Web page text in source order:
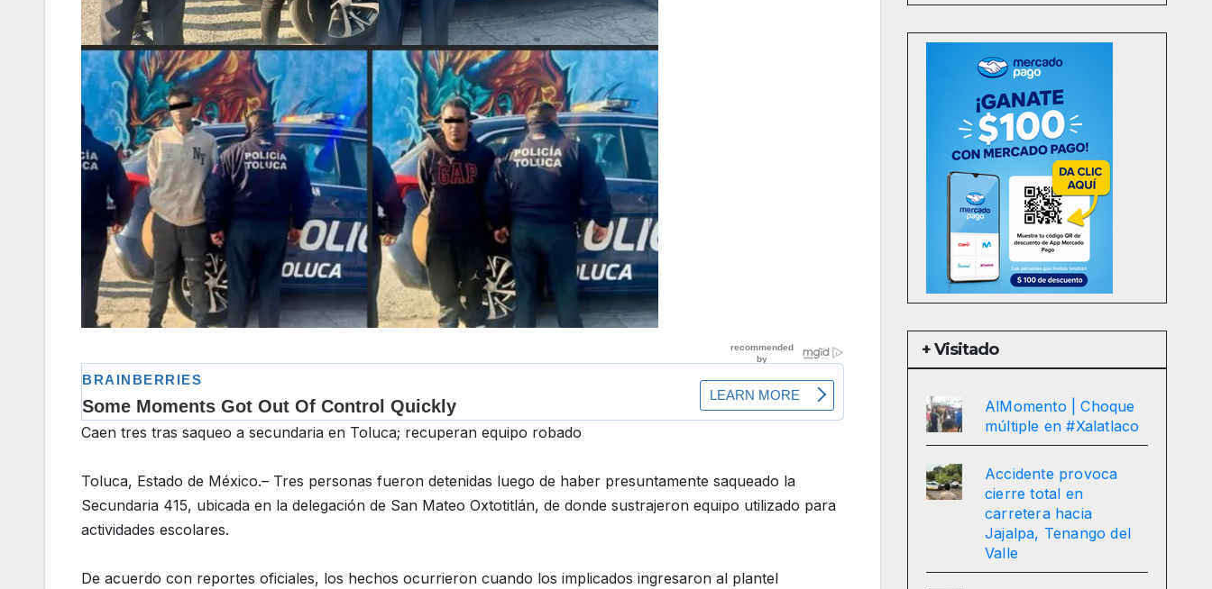
Caen tres tras saqueo a secundaria en Toluca; recuperan equipo robado
Toluca, Estado de México.– Tres personas fueron detenidas luego de haber presuntamente saqueado la
Secundaria 415, ubicada en la delegación de San Mateo Oxtotitlán, de donde sustrajeron equipo utilizado para
actividades escolares.
De acuerdo con reportes oficiales, los hechos ocurrieron cuando los implicados ingresaron al plantel
+ Visitado
AlMomento | Choque
múltiple en #Xalatlaco
Accidente provoca
cierre total en
carretera hacia
Jajalpa, Tenango del
Valle